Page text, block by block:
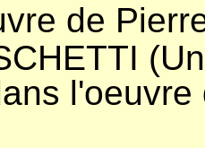
de
l'oeuvre